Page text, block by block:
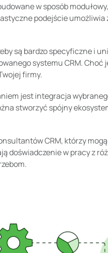
w sposób
podejście umożliwia
są bardzo specyficzne i
systemu CRM. Choć
firmy.
jest integracja
stworzyć spójny
CRM, którzy
doświadczenie w pracy z